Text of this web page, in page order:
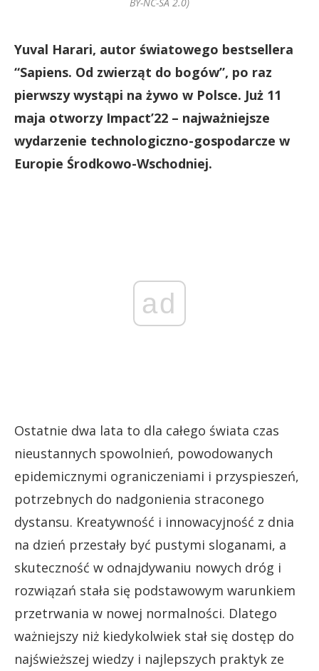
Yuval Harari, autor światowego bestsellera
“Sapiens. Od zwierząt do bogów”, po raz
pierwszy wystąpi na żywo w Polsce. Już 11
maja otworzy Impact’22 – najważniejsze
wydarzenie technologiczno-gospodarcze w
Europie Środkowo-Wschodniej.
ad
Ostatnie dwa lata to dla całego świata czas
nieustannych spowolnień, powodowanych
epidemicznymi ograniczeniami i przyspieszeń,
potrzebnych do nadgonienia straconego
dystansu. Kreatywność i innowacyjność z dnia
na dzień przestały być pustymi sloganami, a
skuteczność w odnajdywaniu nowych dróg i
rozwiązań stała się podstawowym warunkiem
przetrwania w nowej normalności. Dlatego
ważniejszy niż kiedykolwiek stał się dostęp do
najświeższej wiedzy i najlepszych praktyk ze